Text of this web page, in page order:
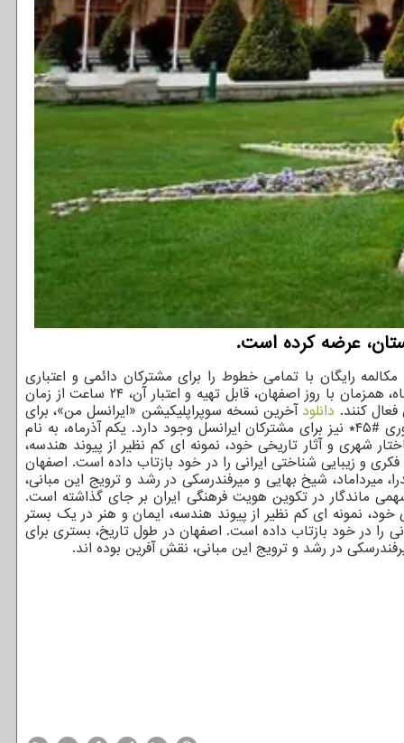
عرضه کرده است.
ایرانسل، به مناسبت فرارسیدن روز اصفهان، نخستین و بزرگترین اپراتور دیجیتال ایران، هدیه ای شامل ۱۲۰ دقیقه مکالمه رایگان با تمامی خطوط را برای مشترکان دائمی و اعتباری
ایرانسل ساکن این استان، درنظر گرفته است. هر مشترک، تنها یک دفعه می تواند این هدیه ویژه را فعال کند. این هدیه در ایام ۱ و ۲ آذرماه، همزمان با روز اصفهان، قابل تهیه و اعتبار آن، ۲۴ ساعت از زمان
دانلود آخرین نسخه سوپراپلیکیشن «ایرانسل من»، برای
تمامی مشترکان موبایل، از وب سایت ایرانسل ممکن است. همین طور امکان دریافت و نصب این سوپراپلیکیشن، با شماره گیری کد دستوری #۴۵* نیز برای مشترکان ایرانسل وجود دارد. یکم آذرماه، به نام
شهری و آثار تاریخی خود، نمونه ای کم نظیر از پیوند هندسه،
زیبایی شناختی ایرانی را در خود بازتاب داده است. اصفهان
شیخ بهایی و میرفندرسکی در رشد و ترویج این مبانی،
ماندگار در تکوین هویت فرهنگی ایران بر جای گذاشته است.
نمونه ای کم نظیر از پیوند هندسه، ایمان و هنر در یک بستر
در خود بازتاب داده است. اصفهان در طول تاریخ، بستری برای
در رشد و ترویج این مبانی، نقش آفرین بوده اند.